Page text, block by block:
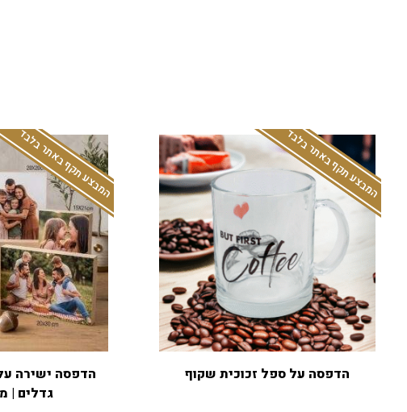
המבצע תקף באתר בלבד
הדפסה על ספל זכוכית שקוף
המבצע תקף באתר בלבד
הדפסה ישירה
גדלים |